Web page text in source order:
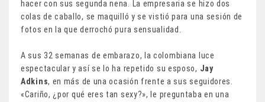
hacer con sus segunda nena. La empresaria se hizo dos
colas de caballo, se maquilló y se vistió para una sesión de
fotos en la que derrochó pura sensualidad.
A sus 32 semanas de embarazo, la colombiana luce
espectacular y así se lo ha repetido su esposo, Jay
Adkins, en más de una ocasión frente a sus seguidores.
«Cariño, ¿por qué eres tan sexy?», le preguntaba en una